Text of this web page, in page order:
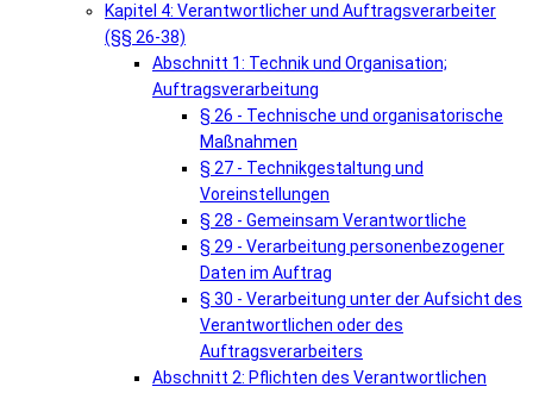
Kapitel 4: Verantwortlicher und Auftragsverarbeiter
(§§ 26-38)
Abschnitt 1: Technik und Organisation;
Auftragsverarbeitung
§ 26 - Technische und organisatorische
Maßnahmen
§ 27 - Technikgestaltung und
Voreinstellungen
§ 28 - Gemeinsam Verantwortliche
§ 29 - Verarbeitung personenbezogener
Daten im Auftrag
§ 30 - Verarbeitung unter der Aufsicht des
Verantwortlichen oder des
Auftragsverarbeiters
Abschnitt 2: Pflichten des Verantwortlichen